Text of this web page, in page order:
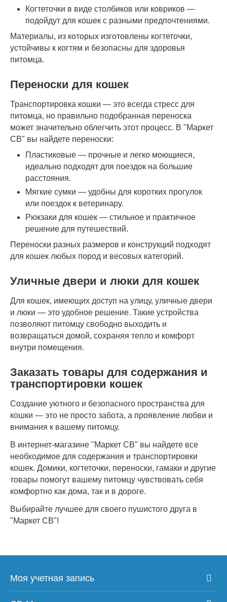
Когтеточки в виде столбиков или ковриков —
подойдут для кошек с разными предпочтениями.
Материалы, из которых изготовлены когтеточки,
устойчивы к когтям и безопасны для здоровья
питомца.
Переноски для кошек
Транспортировка кошки — это всегда стресс для
питомца, но правильно подобранная переноска
может значительно облегчить этот процесс. В "Маркет
СВ" вы найдете переноски:
Пластиковые — прочные и легко моющиеся,
идеально подходят для поездок на большие
расстояния.
Мягкие сумки — удобны для коротких прогулок
или поездок к ветеринару.
Рюкзаки для кошек — стильное и практичное
решение для путешествий.
Переноски разных размеров и конструкций подходят
для кошек любых пород и весовых категорий.
Уличные двери и люки для кошек
Для кошек, имеющих доступ на улицу, уличные двери
и люки — это удобное решение. Такие устройства
позволяют питомцу свободно выходить и
возвращаться домой, сохраняя тепло и комфорт
внутри помещения.
Заказать товары для содержания и
транспортировки кошек
Создание уютного и безопасного пространства для
кошки — это не просто забота, а проявление любви и
внимания к вашему питомцу.
В интернет-магазине "Маркет СВ" вы найдете все
необходимое для содержания и транспортировки
кошек. Домики, когтеточки, переноски, гамаки и другие
товары помогут вашему питомцу чувствовать себя
комфортно как дома, так и в дороге.
Выбирайте лучшее для своего пушистого друга в
"Маркет СВ"!
Моя учетная запись